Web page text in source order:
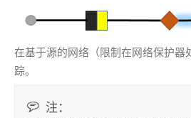
在基于源的网络（限制在网络保护器
踪。
注：